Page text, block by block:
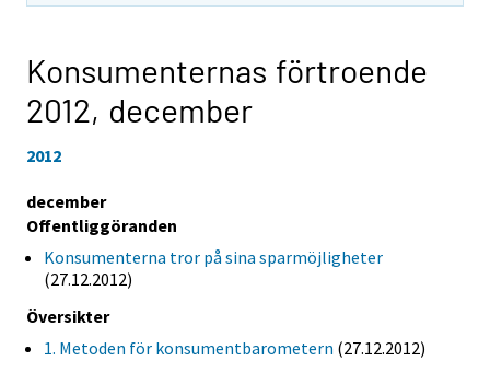
Konsumenternas förtroende
2012, december
2012
december
Offentliggöranden
Konsumenterna tror på sina sparmöjligheter
(27.12.2012)
Översikter
1. Metoden för konsumentbarometern (27.12.2012)